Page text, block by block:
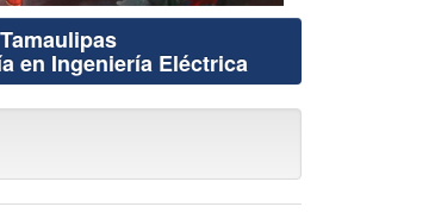
Tamaulipas
en Ingeniería Eléctrica